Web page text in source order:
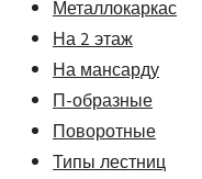
Металлокаркас
На 2 этаж
На мансарду
П-образные
Поворотные
Типы лестниц